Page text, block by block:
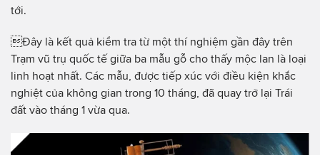
tới.
Đây là kết quả kiểm tra từ một thí nghiệm gần đây trên
Trạm vũ trụ quốc tế giữa ba mẫu gỗ cho thấy mộc lan là loại
linh hoạt nhất. Các mẫu, được tiếp xúc với điều kiện khắc
nghiệt của không gian trong 10 tháng, đã quay trở lại Trái
đất vào tháng 1 vừa qua.